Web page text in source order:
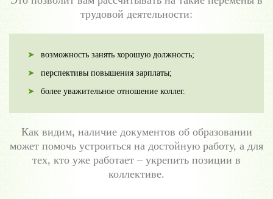
трудовой деятельности:
возможность занять хорошую должность;
перспективы повышения зарплаты;
более уважительное отношение коллег.
Как видим, наличие документов об образовании
может помочь устроиться на достойную работу, а для
тех, кто уже работает – укрепить позиции в
коллективе.